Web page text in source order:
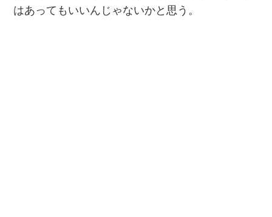
はあってもいいんじゃないかと思う。